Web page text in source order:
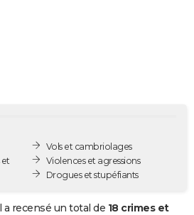
et
Vols et cambriolages
Violences et agressions
Drogues et stupéfiants
a recensé un total de 18 crimes et